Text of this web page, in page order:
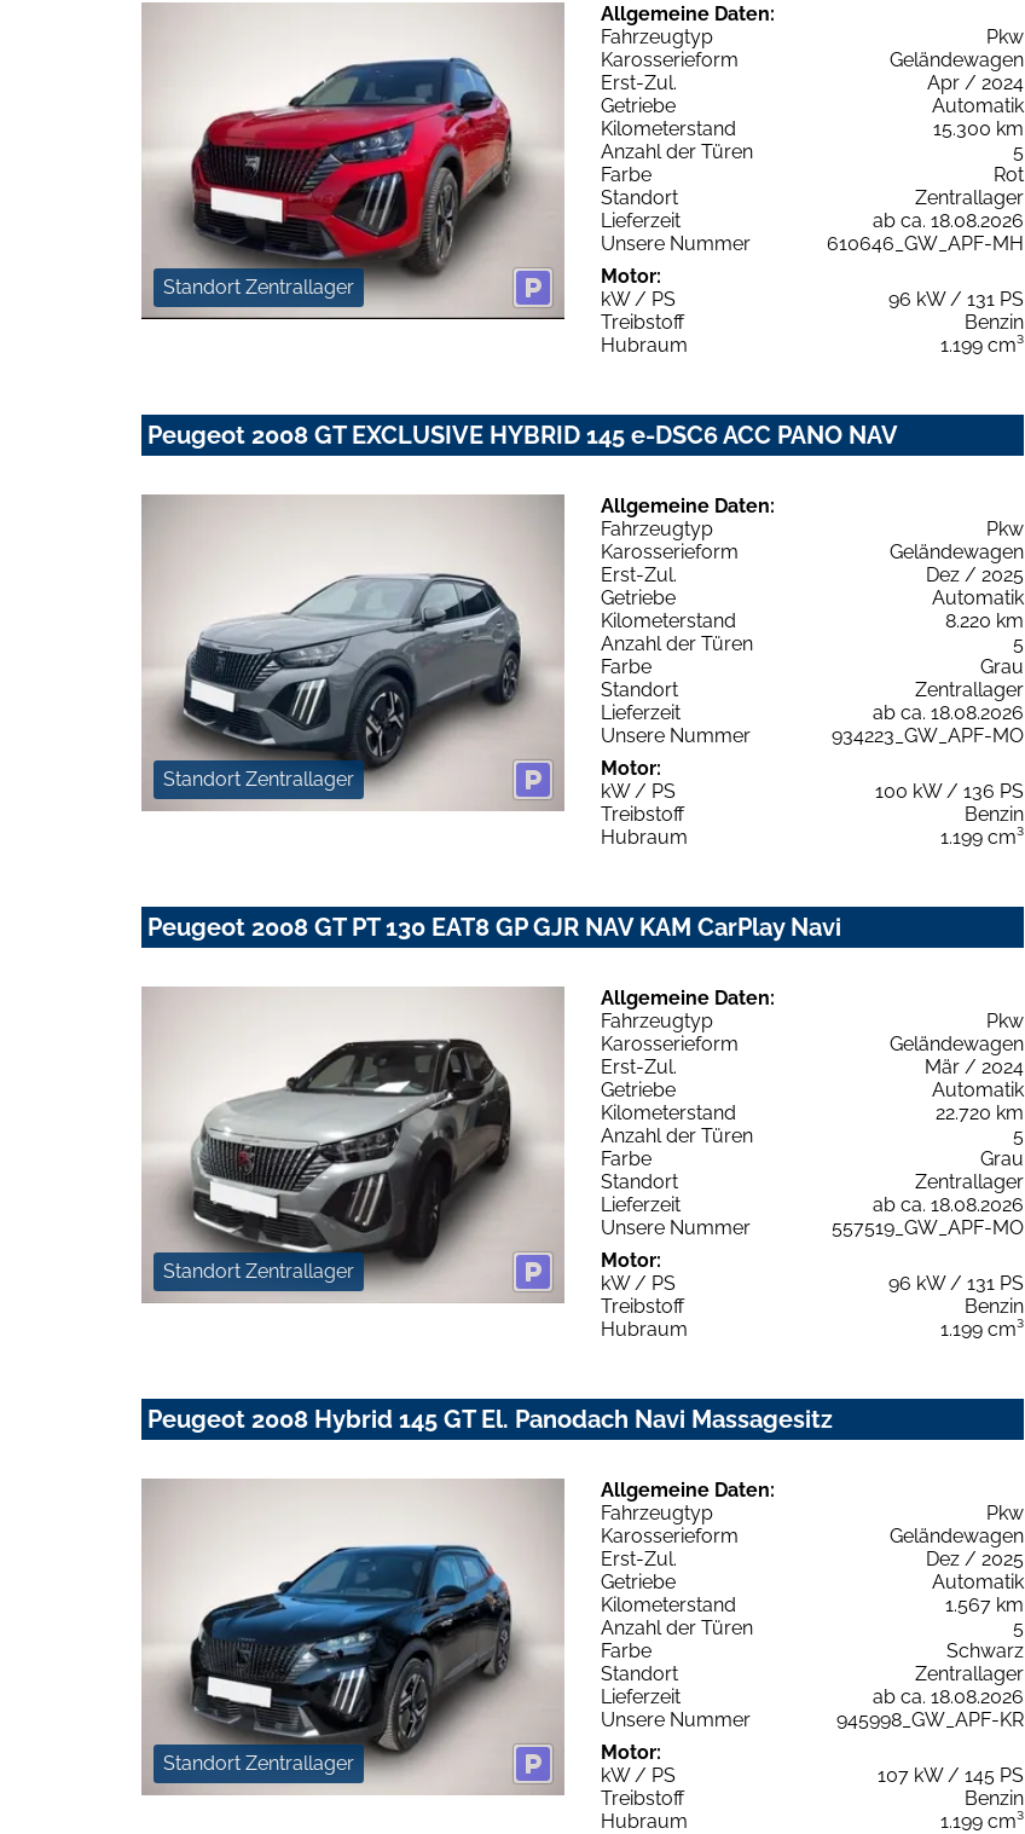
Standort Zentrallager
Allgemeine Daten:
Fahrzeugtyp
Pkw
Karosserieform
Geländewagen
Erst-Zul.
Apr / 2024
Getriebe
Automatik
Kilometerstand
15.300 km
Anzahl der Türen
5
Farbe
Rot
Standort
Zentrallager
Lieferzeit
ab ca. 18.08.2026
Unsere Nummer
610646_GW_APF-MH
Motor:
kW / PS
96 kW / 131 PS
Treibstoff
Benzin
Hubraum
1.199 cm³
Peugeot 2008 GT EXCLUSIVE HYBRID 145 e-DSC6 ACC PANO NAV
Standort Zentrallager
Allgemeine Daten:
Fahrzeugtyp
Pkw
Karosserieform
Geländewagen
Erst-Zul.
Dez / 2025
Getriebe
Automatik
Kilometerstand
8.220 km
Anzahl der Türen
5
Farbe
Grau
Standort
Zentrallager
Lieferzeit
ab ca. 18.08.2026
Unsere Nummer
934223_GW_APF-MO
Motor:
kW / PS
100 kW / 136 PS
Treibstoff
Benzin
Hubraum
1.199 cm³
Peugeot 2008 GT PT 130 EAT8 GP GJR NAV KAM CarPlay Navi
Standort Zentrallager
Allgemeine Daten:
Fahrzeugtyp
Pkw
Karosserieform
Geländewagen
Erst-Zul.
Mär / 2024
Getriebe
Automatik
Kilometerstand
22.720 km
Anzahl der Türen
5
Farbe
Grau
Standort
Zentrallager
Lieferzeit
ab ca. 18.08.2026
Unsere Nummer
557519_GW_APF-MO
Motor:
kW / PS
96 kW / 131 PS
Treibstoff
Benzin
Hubraum
1.199 cm³
Peugeot 2008 Hybrid 145 GT El. Panodach Navi Massagesitz
Standort Zentrallager
Allgemeine Daten:
Fahrzeugtyp
Pkw
Karosserieform
Geländewagen
Erst-Zul.
Dez / 2025
Getriebe
Automatik
Kilometerstand
1.567 km
Anzahl der Türen
5
Farbe
Schwarz
Standort
Zentrallager
Lieferzeit
ab ca. 18.08.2026
Unsere Nummer
945998_GW_APF-KR
Motor:
kW / PS
107 kW / 145 PS
Treibstoff
Benzin
Hubraum
1.199 cm³